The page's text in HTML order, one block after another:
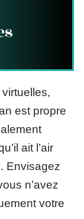
est propre
ait l’air
Envisagez
n’avez
votre